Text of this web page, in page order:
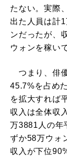
たない。実際
出た人員は計
ンだったが、
ウォンを稼い
つまり、俳
45.7%を占め
を拡大すれば
収入は全体収
万3881人の年
ずか58万ウォ
収入が下位